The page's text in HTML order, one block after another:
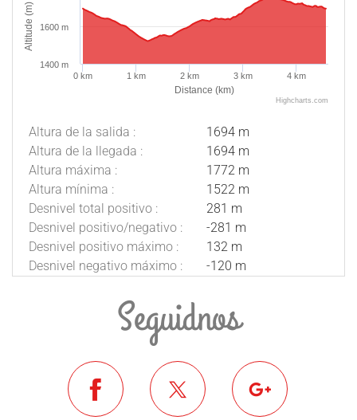
Distance (km)
Altitude (m)
0 km 1 km 2 km 3 km 4 km
1400 m
1600 m
Highcharts.com
Altura de la salida :
1694 m
Altura de la llegada :
1694 m
Altura máxima :
1772 m
Altura mínima :
1522 m
Desnivel total positivo :
281 m
Desnivel positivo/negativo :
-281 m
Desnivel positivo máximo :
132 m
Desnivel negativo máximo :
-120 m
Seguidnos